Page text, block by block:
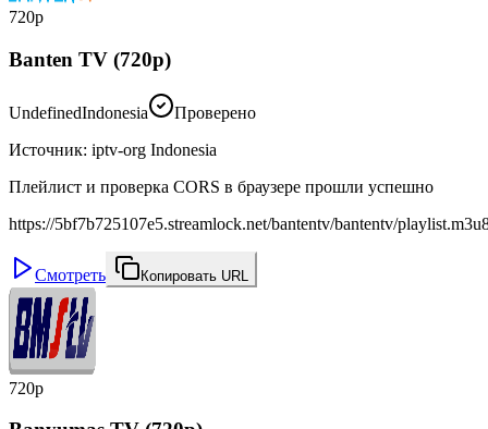
720p
Banten TV (720p)
UndefinedIndonesia
Проверено
Источник: iptv-org Indonesia
Плейлист и проверка CORS в браузере прошли успешно
https://5bf7b725107e5.streamlock.net/bantentv/bantentv/
Смотреть Копировать URL
720p